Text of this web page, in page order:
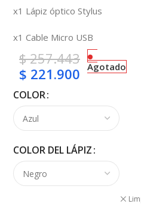
x1 Lápiz óptico Stylus
x1 Cable Micro USB
$257.443
$ 221.900 Agotado
COLOR
COLOR DEL LÁPIZ